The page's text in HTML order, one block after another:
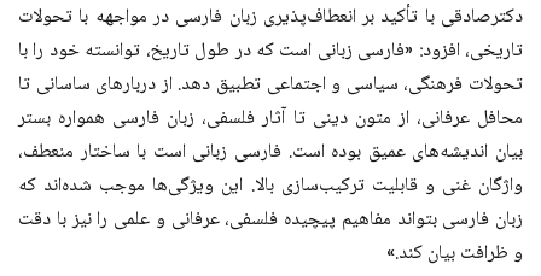
دکترصادقی با تأکید بر انعطاف‌پذیری زبان فارسی در مواجهه با تحولات
تاریخی، افزود: «فارسی زبانی است که در طول تاریخ، توانسته خود را با
تحولات فرهنگی، سیاسی و اجتماعی تطبیق دهد. از دربارهای ساسانی تا
محافل عرفانی، از متون دینی تا آثار فلسفی، زبان فارسی همواره بستر
بیان اندیشه‌های عمیق بوده است. فارسی زبانی است با ساختار منعطف،
واژگان غنی و قابلیت ترکیب‌سازی بالا. این ویژگی‌ها موجب شده‌اند که
زبان فارسی بتواند مفاهیم پیچیده فلسفی، عرفانی و علمی را نیز با دقت
و ظرافت بیان کند.»